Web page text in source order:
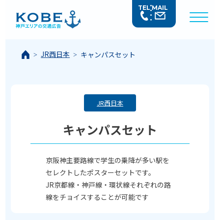
TEL MAIL
JR西日本 キャンパスセット
JR西日本
キャンパスセット
京阪神主要路線で学生の乗降が多い駅を
セレクトしたポスターセットです。
JR京都線・神戸線・環状線それぞれの路
線をチョイスすることが可能です